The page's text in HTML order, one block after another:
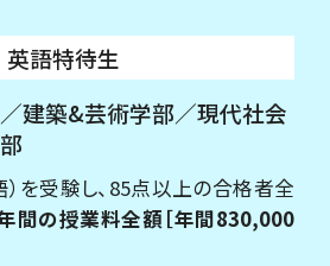
英語特待生
建築&芸術学部／現代社会
を受験し、85点以上の合格者全
間の授業料全額［年間830,000